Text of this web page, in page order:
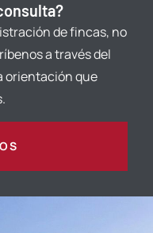
de fincas, no
a través del
orientación que